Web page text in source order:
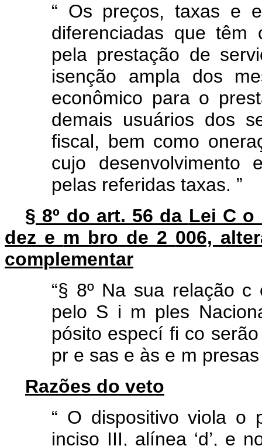
“ Os preços, taxas e
diferenciadas que têm
pela prestação de
isenção ampla dos
econômico para o
demais usuários dos
fiscal, bem como
cujo desenvolvimento
pelas referidas taxas. ”
§ 8º do art. 56 da Lei C o
dez e m bro de 2 006,
complementar
“§ 8º Na sua relação c
pelo S i m ples
pósito especí fi co
pr e sas e às e m
Razões do veto
“ O dispositivo viola o
inciso III, alínea ‘d’, e